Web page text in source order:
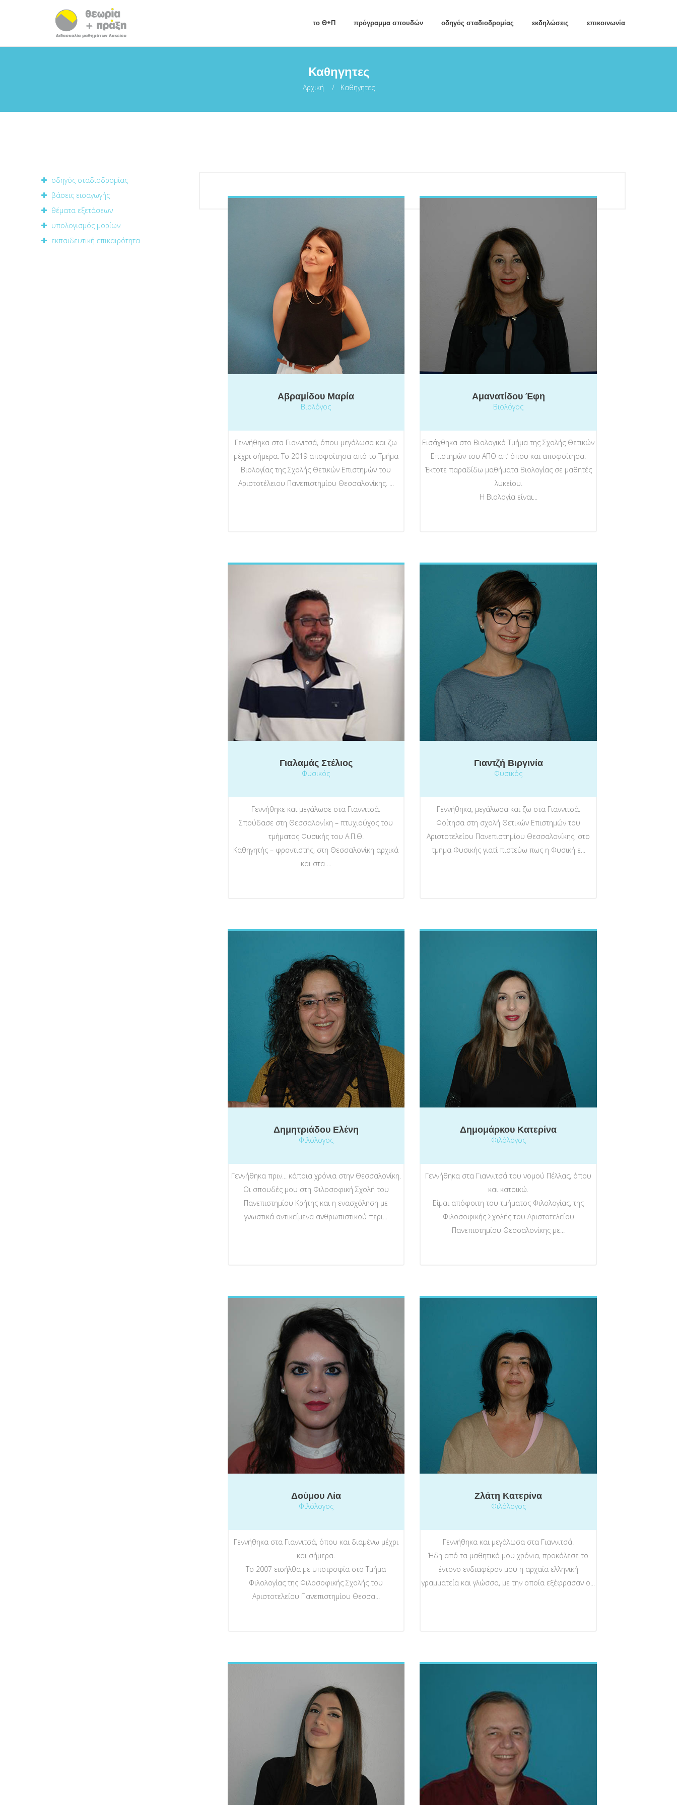
το Θ+Π πρόγραμμα σπουδών οδηγός σταδιοδρομίας εκδηλώσεις επικοινωνία
Καθηγητες
Αρχική Καθηγητες
οδηγός σταδιοδρομίας
βάσεις εισαγωγής
θέματα εξετάσεων
υπολογισμός μορίων
εκπαιδευτική επικαιρότητα
Αβραμίδου Μαρία
Βιολόγος
Γεννήθηκα στα Γιαννιτσά, όπου μεγάλωσα και ζω
μέχρι σήμερα. Το 2019 αποφοίτησα από το Τμήμα
Βιολογίας της Σχολής Θετικών Επιστημών του
Αριστοτέλειου Πανεπιστημίου Θεσσαλονίκης. ...
Αμανατίδου Έφη
Βιολόγος
Εισάχθηκα στο Βιολογικό Τμήμα της Σχολής Θετικών
Επιστημών του ΑΠΘ απ’ όπου και αποφοίτησα.
Έκτοτε παραδίδω μαθήματα Βιολογίας σε μαθητές
λυκείου.
Η Βιολογία είναι...
Γιαλαμάς Στέλιος
Φυσικός
Γεννήθηκε και μεγάλωσε στα Γιαννιτσά.
Σπούδασε στη Θεσσαλονίκη – πτυχιούχος του
τμήματος Φυσικής του Α.Π.Θ.
Καθηγητής – φροντιστής, στη Θεσσαλονίκη αρχικά
και στα ...
Γιαντζή Βιργινία
Φυσικός
Γεννήθηκα, μεγάλωσα και ζω στα Γιαννιτσά.
Φοίτησα στη σχολή Θετικών Επιστημών του
Αριστοτελείου Πανεπιστημίου Θεσσαλονίκης, στο
τμήμα Φυσικής γιατί πιστεύω πως η Φυσική ε...
Δημητριάδου Ελένη
Φιλόλογος
Γεννήθηκα πριν... κάποια χρόνια στην Θεσσαλονίκη.
Οι σπουδές μου στη Φιλοσοφική Σχολή του
Πανεπιστημίου Κρήτης και η ενασχόληση με
γνωστικά αντικείμενα ανθρωπιστικού περι...
Δημομάρκου Κατερίνα
Φιλόλογος
Γεννήθηκα στα Γιαννιτσά του νομού Πέλλας, όπου
και κατοικώ.
Είμαι απόφοιτη του τμήματος Φιλολογίας, της
Φιλοσοφικής Σχολής του Αριστοτελείου
Πανεπιστημίου Θεσσαλονίκης με...
Δούμου Λία
Φιλόλογος
Γεννήθηκα στα Γιαννιτσά, όπου και διαμένω μέχρι
και σήμερα.
Το 2007 εισήλθα με υποτροφία στο Τμήμα
Φιλολογίας της Φιλοσοφικής Σχολής του
Αριστοτελείου Πανεπιστημίου Θεσσα...
Ζλάτη Κατερίνα
Φιλόλογος
Γεννήθηκα και μεγάλωσα στα Γιαννιτσά.
Ήδη από τα μαθητικά μου χρόνια, προκάλεσε το
έντονο ενδιαφέρον μου η αρχαία ελληνική
γραμματεία και γλώσσα, με την οποία εξέφρασαν ο...